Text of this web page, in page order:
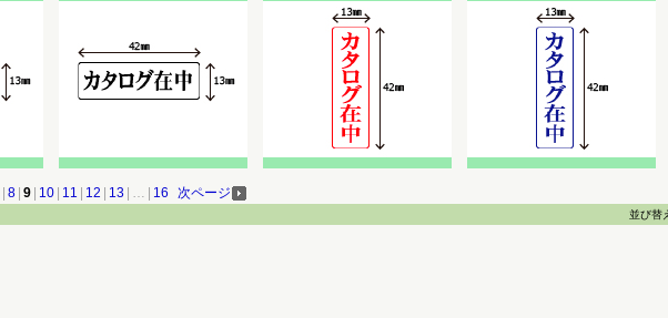
8 9 10 11 12 13 … 16 次ページ
並び替